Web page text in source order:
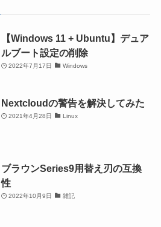
【Windows 11 + Ubuntu】デュア
ルブート設定の削除
2022年7月17日 Windows
Nextcloudの警告を解決してみた
2021年4月28日 Linux
ブラウンSeries9用替え刃の互換
性
2022年10月9日 雑記